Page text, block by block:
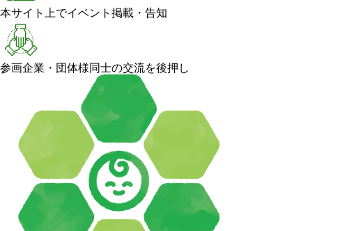
本サイト上でイベント掲載・告知
参画企業・団体様同士の交流を後押し